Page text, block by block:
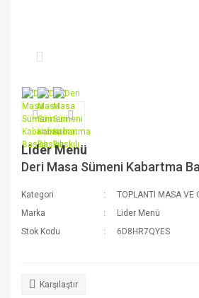
Lider Menü
Deri Masa Sümeni Kabartma
Kategori
TOPLANTI MASA VE
Marka
Lider Menü
Stok Kodu
6D8HR7QYES
Karşılaştır